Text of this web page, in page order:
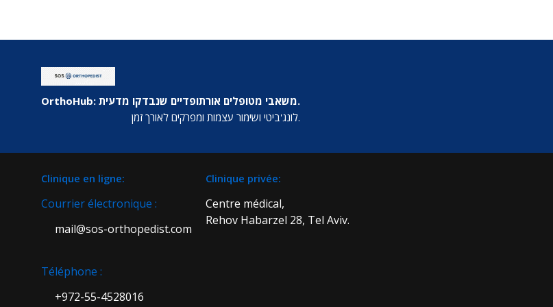
OrthoHub: משאבי מטופלים אורתופדיים שנבדקו מדעית.
לונג'ביטי ושימור עצמות ומפרקים לאורך זמן.
:Clinique en ligne
Courrier électronique :
mail@sos-orthopedist.com
Téléphone :
972-55-4528016+
:Clinique privée
Centre médical,
Rehov Habarzel 28, Tel Aviv.